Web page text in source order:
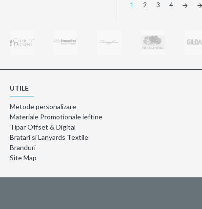
1 2 3 4
UTILE
Metode personalizare
Materiale Promotionale ieftine
Tipar Offset & Digital
Bratari si Lanyards Textile
Branduri
Site Map